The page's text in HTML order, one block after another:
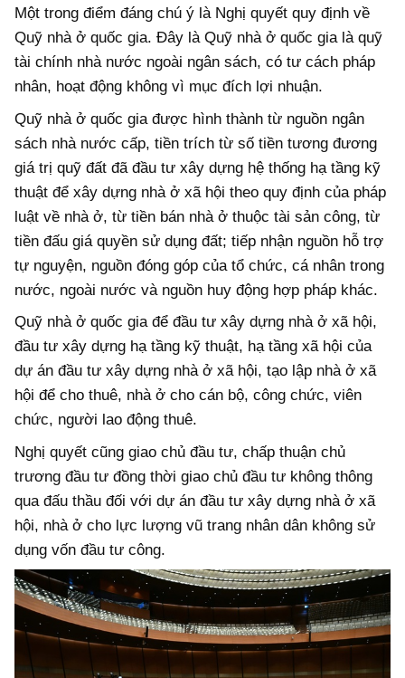
Một trong điểm đáng chú ý là Nghị quyết quy định về
Quỹ nhà ở quốc gia. Đây là Quỹ nhà ở quốc gia là quỹ
tài chính nhà nước ngoài ngân sách, có tư cách pháp
nhân, hoạt động không vì mục đích lợi nhuận.
Quỹ nhà ở quốc gia được hình thành từ nguồn ngân
sách nhà nước cấp, tiền trích từ số tiền tương đương
giá trị quỹ đất đã đầu tư xây dựng hệ thống hạ tầng kỹ
thuật để xây dựng nhà ở xã hội theo quy định của pháp
luật về nhà ở, từ tiền bán nhà ở thuộc tài sản công, từ
tiền đấu giá quyền sử dụng đất; tiếp nhận nguồn hỗ trợ
tự nguyện, nguồn đóng góp của tổ chức, cá nhân trong
nước, ngoài nước và nguồn huy động hợp pháp khác.
Quỹ nhà ở quốc gia để đầu tư xây dựng nhà ở xã hội,
đầu tư xây dựng hạ tầng kỹ thuật, hạ tầng xã hội của
dự án đầu tư xây dựng nhà ở xã hội, tạo lập nhà ở xã
hội để cho thuê, nhà ở cho cán bộ, công chức, viên
chức, người lao động thuê.
Nghị quyết cũng giao chủ đầu tư, chấp thuận chủ
trương đầu tư đồng thời giao chủ đầu tư không thông
qua đấu thầu đối với dự án đầu tư xây dựng nhà ở xã
hội, nhà ở cho lực lượng vũ trang nhân dân không sử
dụng vốn đầu tư công.